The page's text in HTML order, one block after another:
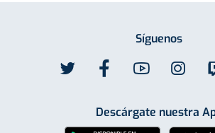
Síguenos
Descárgate nuestra